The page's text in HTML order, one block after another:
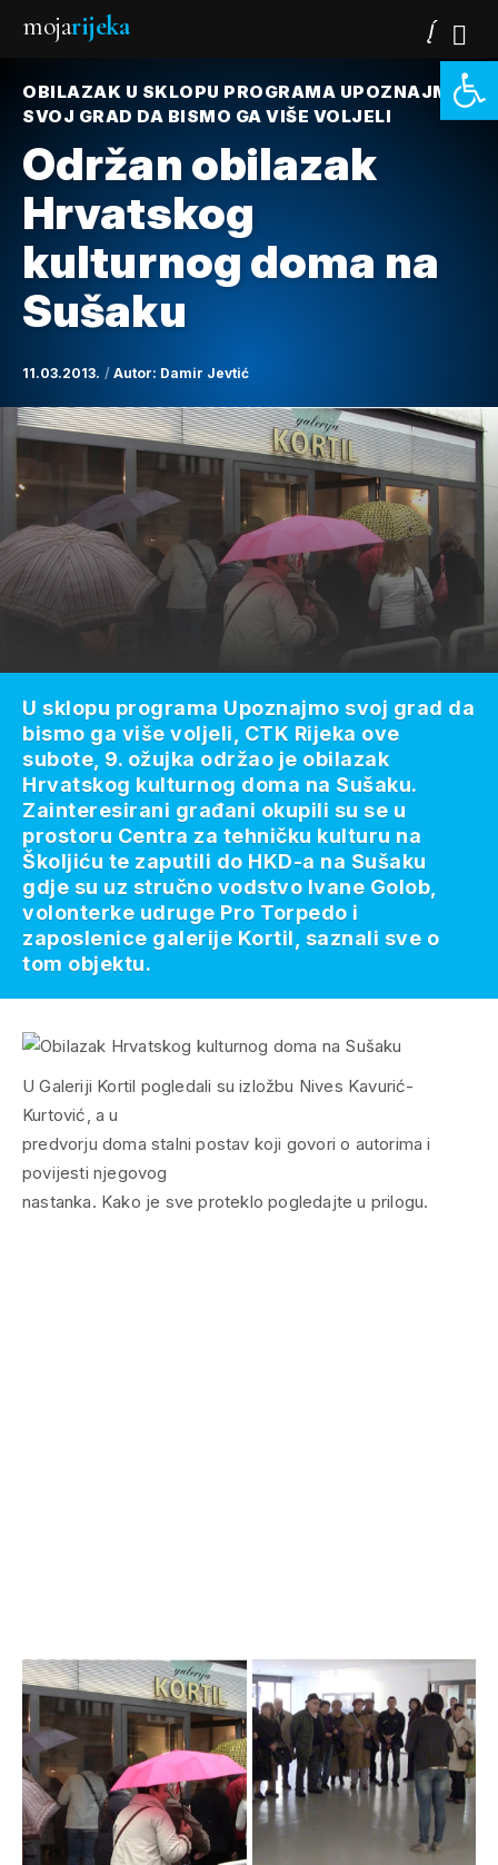
mojarijeka
OBILAZAK U SKLOPU PROGRAMA UPOZNAJMO
SVOJ GRAD DA BISMO GA VIŠE VOLJELI
Održan obilazak
Hrvatskog
kulturnog doma na
Sušaku
11.03.2013. Autor: Damir Jevtić
U Galeriji Kortil pogledali su izložbu Nives Kavurić-
Kurtović, a u
predvorju doma stalni postav koji govori o autorima i
povijesti njegovog
nastanka. Kako je sve proteklo pogledajte u prilogu.
U sklopu programa Upoznajmo svoj grad da
bismo ga više voljeli, CTK Rijeka ove
subote, 9. ožujka održao je obilazak
Hrvatskog kulturnog doma na Sušaku.
Zainteresirani građani okupili su se u
prostoru Centra za tehničku kulturu na
Školjiću te zaputili do HKD-a na Sušaku
gdje su uz stručno vodstvo Ivane Golob,
volonterke udruge Pro Torpedo i
zaposlenice galerije Kortil, saznali sve o
tom objektu.